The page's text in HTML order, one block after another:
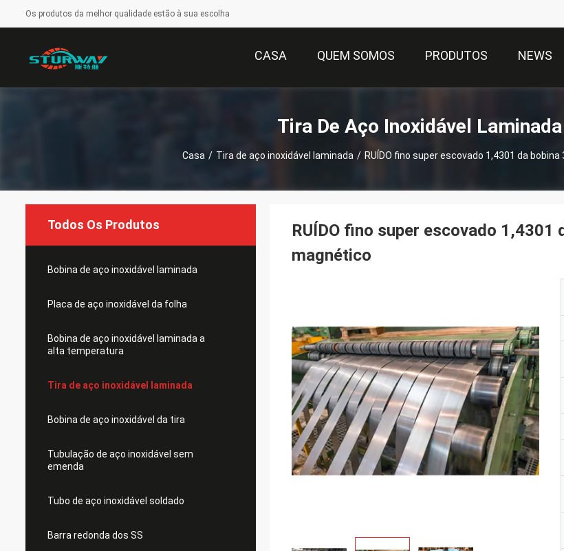
Os produtos da melhor qualidade estão à sua escolha
CASA QUEM SOMOS PRODUTOS NEWS
Tira De Aço Inoxidável
Casa / Tira de aço inoxidável laminada / RUÍDO fino super escovado 1,4301 da
Todos Os Produtos
Bobina de aço inoxidável laminada
Placa de aço inoxidável da folha
Bobina de aço inoxidável laminada a
alta temperatura
Tira de aço inoxidável laminada
Bobina de aço inoxidável da tira
Tubulação de aço inoxidável sem
emenda
Tubo de aço inoxidável soldado
Barra redonda dos SS
RUÍDO fino super escovado 1,4301
magnético